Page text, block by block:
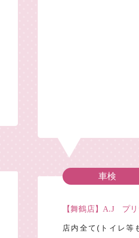
車検
【舞鶴店】A.J プ
店内全て(トイレ等